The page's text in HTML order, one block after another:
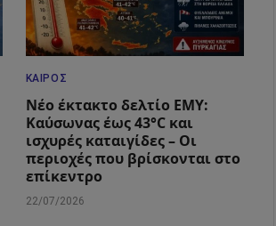
ΚΑΙΡΌΣ
Νέο έκτακτο δελτίο ΕΜΥ:
Καύσωνας έως 43°C και
ισχυρές καταιγίδες – Οι
περιοχές που βρίσκονται στο
επίκεντρο
22/07/2026